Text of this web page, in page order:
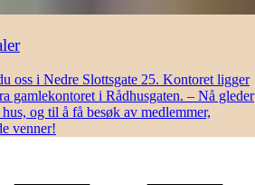
oss i Nedre Slottsgate 25. Kontoret ligger
gamlekontoret i Rådhusgaten. – Nå gleder
og til å få besøk av medlemmer,
venner!